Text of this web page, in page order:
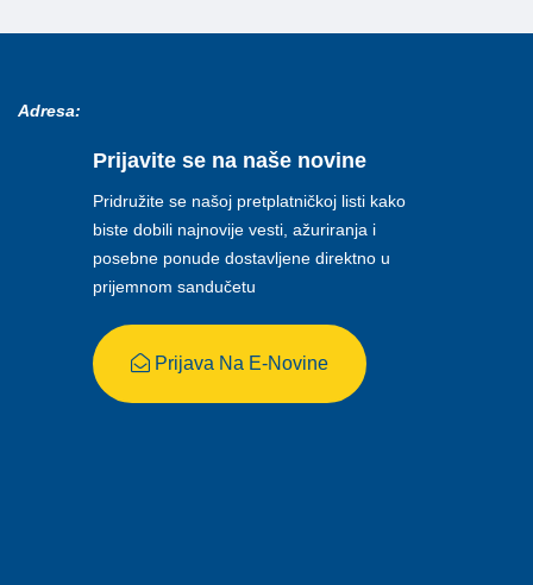
Adresa:
Prijavite se na naše novine
Pridružite se našoj pretplatničkoj listi kako
biste dobili najnovije vesti, ažuriranja i
posebne ponude dostavljene direktno u
prijemnom sandučetu
Prijava Na E-Novine